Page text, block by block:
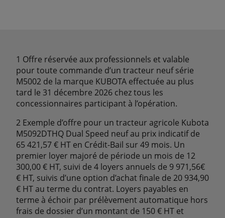
1 Offre réservée aux professionnels et valable
pour toute commande d’un tracteur neuf série
M5002 de la marque KUBOTA effectuée au plus
tard le 31 décembre 2026 chez tous les
concessionnaires participant à l’opération.
2 Exemple d’offre pour un tracteur agricole Kubota
M5092DTHQ Dual Speed neuf au prix indicatif de
65 421,57 € HT en Crédit-Bail sur 49 mois. Un
premier loyer majoré de période un mois de 12
300,00 € HT, suivi de 4 loyers annuels de 9 971,56€
€ HT, suivis d’une option d’achat finale de 20 934,90
€ HT au terme du contrat. Loyers payables en
terme à échoir par prélèvement automatique hors
frais de dossier d’un montant de 150 € HT et